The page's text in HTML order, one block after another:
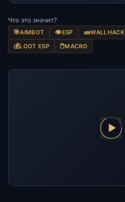
Что это значит?
🎯AIMBOT 👁️ESP 🧱WALLHACK
💰LOOT ESP 🖱️MACRO